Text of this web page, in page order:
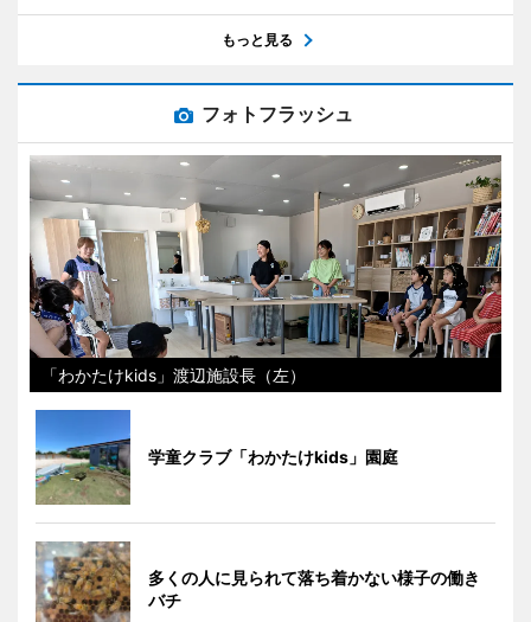
もっと見る
フォトフラッシュ
「わかたけkids」渡辺施設長（左）
学童クラブ「わかたけkids」園庭
多くの人に見られて落ち着かない様子の働き
バチ